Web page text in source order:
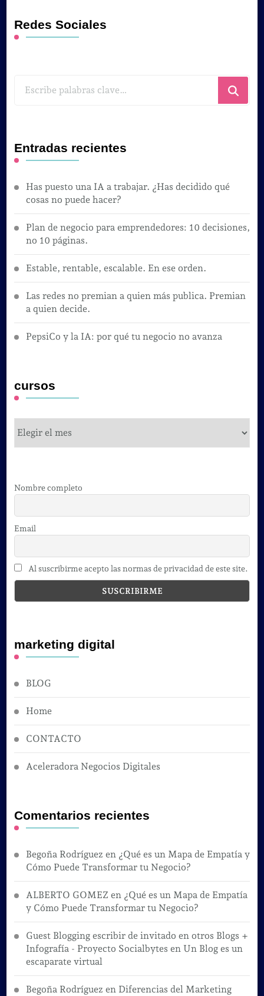
Redes Sociales
Entradas recientes
Has puesto una IA a trabajar. ¿Has decidido qué
cosas no puede hacer?
Plan de negocio para emprendedores: 10 decisiones,
no 10 páginas.
Estable, rentable, escalable. En ese orden.
Las redes no premian a quien más publica. Premian
a quien decide.
PepsiCo y la IA: por qué tu negocio no avanza
cursos
Nombre completo
Email
Al suscribirme acepto las normas de privacidad de este site.
marketing digital
BLOG
Home
CONTACTO
Aceleradora Negocios Digitales
Comentarios recientes
Begoña Rodríguez en ¿Qué es un Mapa de Empatía y
Cómo Puede Transformar tu Negocio?
ALBERTO GOMEZ en ¿Qué es un Mapa de Empatía
y Cómo Puede Transformar tu Negocio?
Guest Blogging escribir de invitado en otros Blogs +
Infografía - Proyecto Socialbytes en Un Blog es un
escaparate virtual
Begoña Rodríguez en Diferencias del Marketing